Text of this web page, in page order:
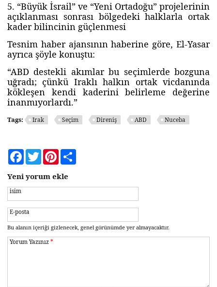
5. “Büyük İsrail” ve “Yeni Ortadoğu” projelerinin
açıklanması sonrası bölgedeki halklarla ortak
kader bilincinin güçlenmesi
Tesnim haber ajansının haberine göre, El-Yasar
ayrıca şöyle konuştu:
“ABD destekli akımlar bu seçimlerde bozguna
uğradı; çünkü Iraklı halkın ortak vicdanında
kökleşen kendi kaderini belirleme değerine
inanmıyorlardı.”
Tags: Irak Seçim Direniş ABD Nuceba
FacebookTwitterPinterest
Yeni yorum ekle
isim
E-posta
Bu alanın içeriği gizlenecek, genel görünümde yer almayacaktır.
Yorum Yazınız*